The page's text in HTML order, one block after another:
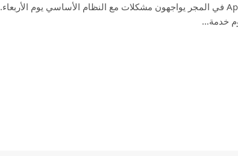
يبدو أن مستخدمي Apple Pay في المجر يواجهون مشكلات مع النظام الأساسي يوم الأربعاء.
خدمة…